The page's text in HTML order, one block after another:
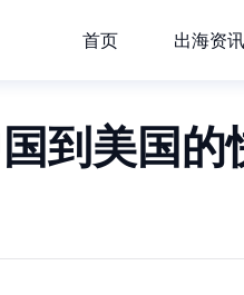
首页 出海资讯
到美国的